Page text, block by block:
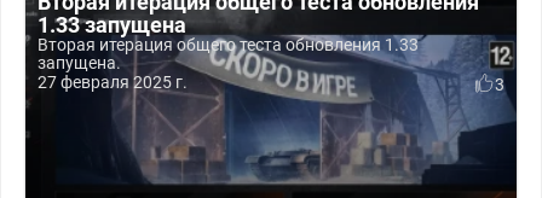
1.33 запущена
Вторая итерация общего теста обновления 1.33
запущена.
27 февраля 2025 г.
3